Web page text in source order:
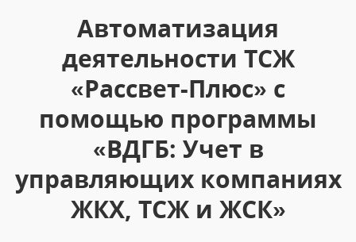
Автоматизация
деятельности ТСЖ
«Рассвет-Плюс» с
помощью программы
«ВДГБ: Учет в
управляющих компаниях
ЖКХ, ТСЖ и ЖСК»